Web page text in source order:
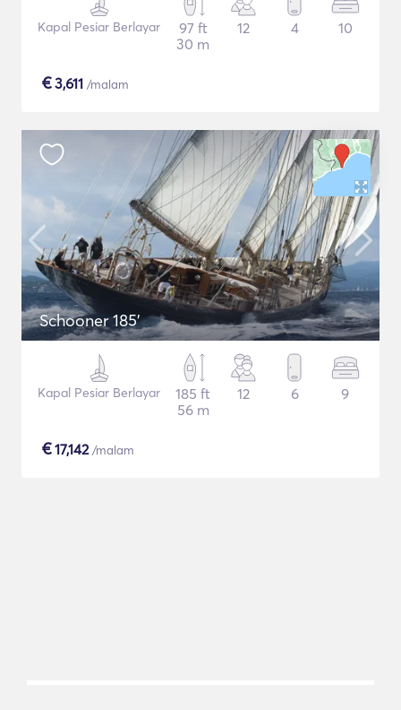
Kapal Pesiar Berlayar
97 ft
30 m
12 4 10
€3,611 /malam
Schooner 185'
Kapal Pesiar Berlayar
185 ft
56 m
12 6 9
€17,142/malam